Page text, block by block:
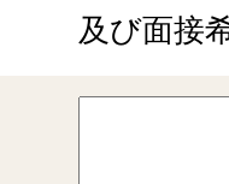
及び面接